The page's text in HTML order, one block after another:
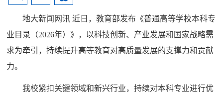
地大新闻网讯 近日，教育部发布《普通高等学校本科专
业目录（2026年）》，以科技创新、产业发展和国家战略需
求为牵引，持续提升高等教育对高质量发展的支撑力和贡献
力。
我校紧扣关键领域和新兴行业，持续对本科专业进行优